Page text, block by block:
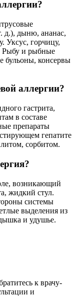
д.), дыню, ананас,
Уксус, горчицу,
Рыбу и рыбные
бульоны, консервы
аллергии?
гастрита,
в составе
препараты
гепатите
сорбитом.
возникающий
жидкий стул.
системы
выделения из
и удушье.
к врачу-
и